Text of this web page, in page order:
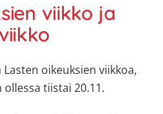
viikko ja
oikeuksien viikkoa,
tiistai 20.11.